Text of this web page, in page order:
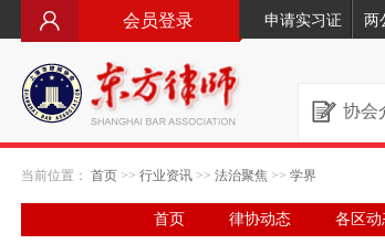
会员登录 申请实习证 两
协会
当前位置： 首页 >> 行业资讯 >> 法治聚焦 >> 学界
首页 律协动态 各区动